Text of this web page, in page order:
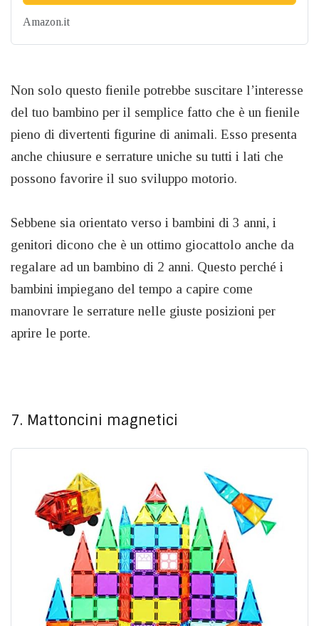
Amazon.it
Non solo questo fienile potrebbe suscitare l’interesse
del tuo bambino per il semplice fatto che è un fienile
pieno di divertenti figurine di animali. Esso presenta
anche chiusure e serrature uniche su tutti i lati che
possono favorire il suo sviluppo motorio.
Sebbene sia orientato verso i bambini di 3 anni, i
genitori dicono che è un ottimo giocattolo anche da
regalare ad un bambino di 2 anni. Questo perché i
bambini impiegano del tempo a capire come
manovrare le serrature nelle giuste posizioni per
aprire le porte.
7. Mattoncini magnetici